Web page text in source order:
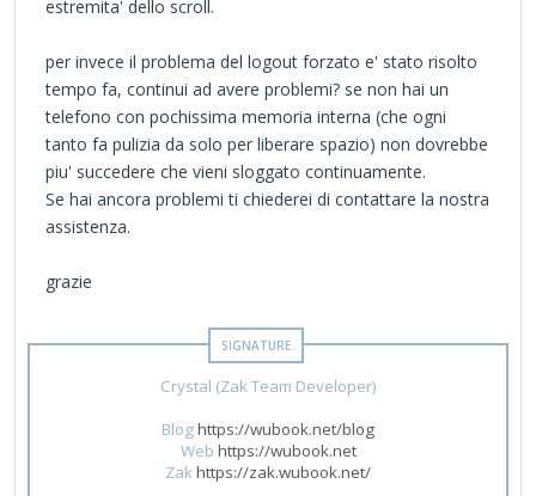
estremita' dello scroll.
per invece il problema del logout forzato e' stato risolto
tempo fa, continui ad avere problemi? se non hai un
telefono con pochissima memoria interna (che ogni
tanto fa pulizia da solo per liberare spazio) non dovrebbe
piu' succedere che vieni sloggato continuamente.
Se hai ancora problemi ti chiederei di contattare la nostra
assistenza.
grazie
Crystal (Zak Team Developer)
Bloghttps://wubook.net/blog
Web https://wubook.net
Zakhttps://zak.wubook.net/